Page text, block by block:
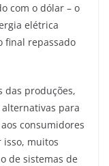
com o dólar – o
elétrica
final repassado
das produções,
para
consumidores
isso, muitos
de sistemas de